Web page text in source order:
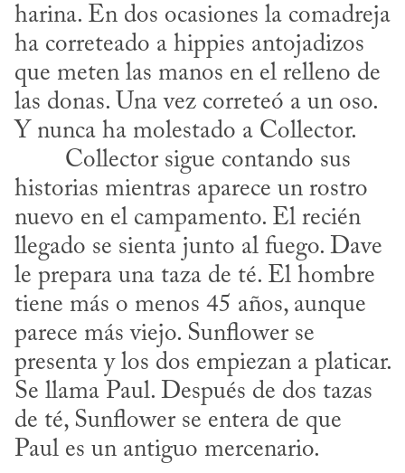
harina. En dos ocasiones la comadreja
ha correteado a hippies antojadizos
que meten las manos en el relleno de
las donas. Una vez correteó a un oso.
Y nunca ha molestado a Collector.
historias mientras aparece un rostro
nuevo en el campamento. El recién
llegado se sienta junto al fuego. Dave
le prepara una taza de té. El hombre
tiene más o menos 45 años, aunque
parece más viejo. Sunflower se
presenta y los dos empiezan a platicar.
Se llama Paul. Después de dos tazas
de té, Sunflower se entera de que
Paul es un antiguo mercenario.